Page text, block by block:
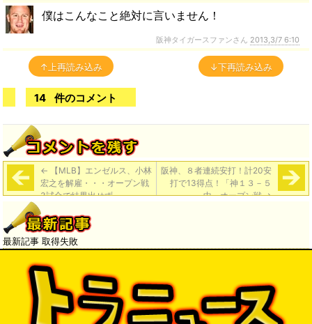
僕はこんなこと絶対に言いません！
阪神タイガースファンさん 2013,3/7 6:10
↑上再読み込み ↓下再読み込み
14 件のコメント
← 【MLB】エンゼルス、小林
宏之を解雇・・・オープン戦
3試合で結果出せず
阪神、８者連続安打！計20安
打で13得点！「神１３－５
中」オープン戦→
最新記事 取得失敗